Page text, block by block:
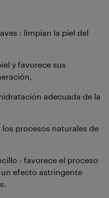
: limpian la piel del
y favorece sus
adecuada de la
procesos naturales de
: favorece el proceso
efecto astringente